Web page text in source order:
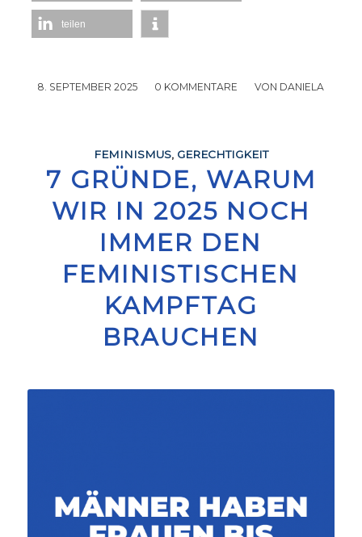
teilen
8. SEPTEMBER 2025
/ 0 KOMMENTARE
/ VON DANIELA
FEMINISMUS, GERECHTIGKEIT
7 GRÜNDE, WARUM
WIR IN 2025 NOCH
IMMER DEN
FEMINISTISCHEN
KAMPFTAG
BRAUCHEN